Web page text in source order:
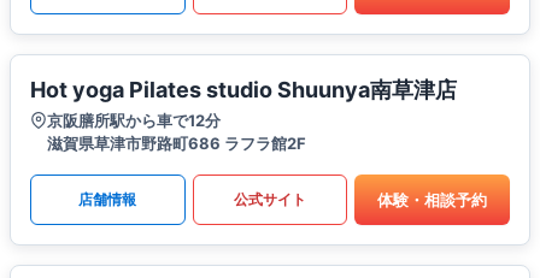
Hot yoga Pilates studio Shuunya南草津店
京阪膳所駅から車で12分
滋賀県草津市野路町686 ラフラ館2F
店舗情報 公式サイト 体験・相談予約